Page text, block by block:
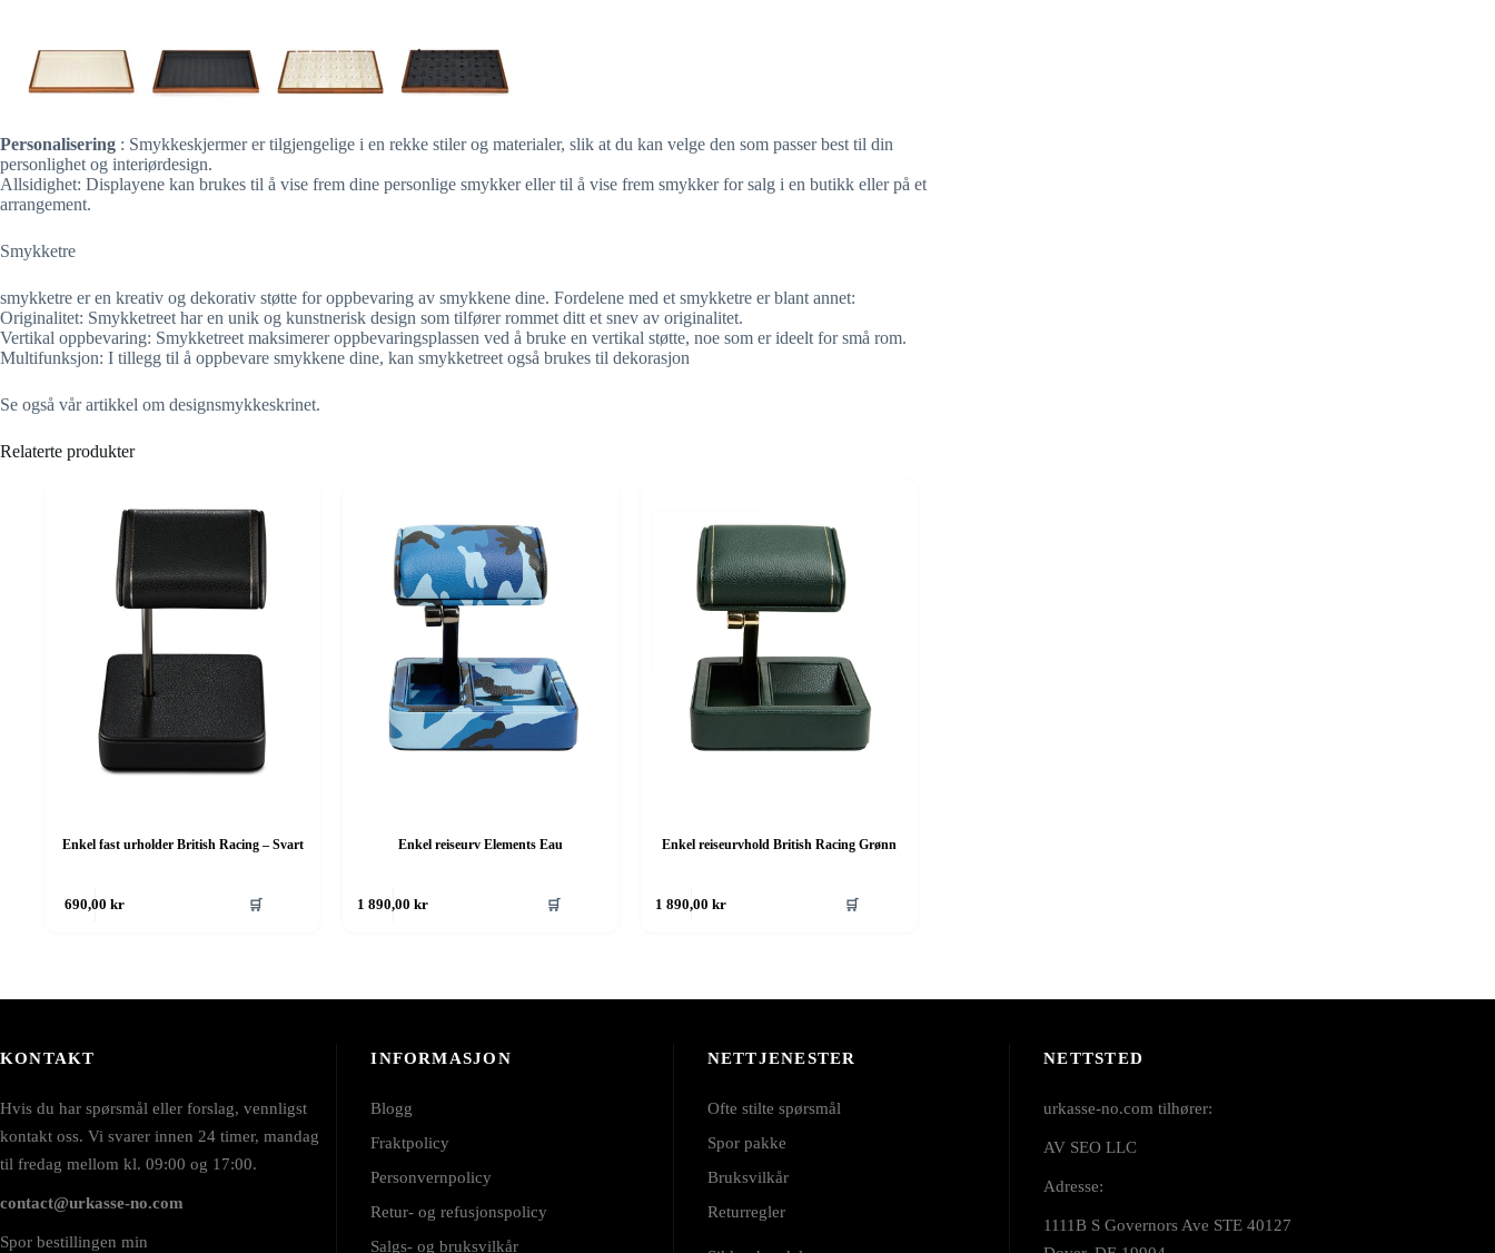
Personalisering : Smykkeskjermer er tilgjengelige i en rekke stiler og materialer, slik at du kan velge den som passer best til din
personlighet og interiørdesign.
Allsidighet: Displayene kan brukes til å vise frem dine personlige smykker eller til å vise frem smykker for salg i en butikk eller på et
arrangement.
Smykketre
smykketre er en kreativ og dekorativ støtte for oppbevaring av smykkene dine. Fordelene med et smykketre er blant annet:
Originalitet: Smykketreet har en unik og kunstnerisk design som tilfører rommet ditt et snev av originalitet.
Vertikal oppbevaring: Smykketreet maksimerer oppbevaringsplassen ved å bruke en vertikal støtte, noe som er ideelt for små rom.
Multifunksjon: I tillegg til å oppbevare smykkene dine, kan smykketreet også brukes til dekorasjon
Se også vår artikkel om designsmykkeskrinet.
Relaterte produkter
Enkel fast urholder British Racing – Svart
690,00kr 🛒
Enkel reiseurv Elements Eau
1 890,00kr 🛒
Enkel reiseurvhold British Racing Grønn
1 890,00kr 🛒
KONTAKT
Hvis du har spørsmål eller forslag, vennligst
kontakt oss. Vi svarer innen 24 timer, mandag
til fredag mellom kl. 09:00 og 17:00.
contact@urkasse-no.com
Spor bestillingen min
INFORMASJON
Blogg
Fraktpolicy
Personvernpolicy
Retur- og refusjonspolicy
Salgs- og bruksvilkår
NETTJENESTER
Ofte stilte spørsmål
Spor pakke
Bruksvilkår
Returregler
NETTSTED
urkasse-no.com tilhører:
AV SEO LLC
Adresse:
1111B S Governors Ave STE 40127